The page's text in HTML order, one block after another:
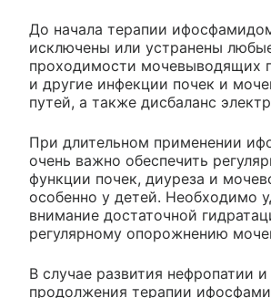
До начала терапии
исключены или устранены
проходимости мочевыводящих
и другие инфекции почек и
путей, а также дисбаланс
При длительном применении
очень важно обеспечить
функции почек, диуреза и
особенно у детей. Необходимо
внимание достаточной
регулярному опорожнению
В случае развития нефропатии
продолжения терапии